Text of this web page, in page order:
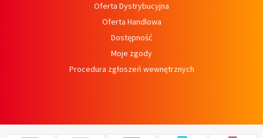
Oferta Dystrybucyjna
Oferta Handlowa
Dostępność
Moje zgody
Procedura zgłoszeń wewnętrznych